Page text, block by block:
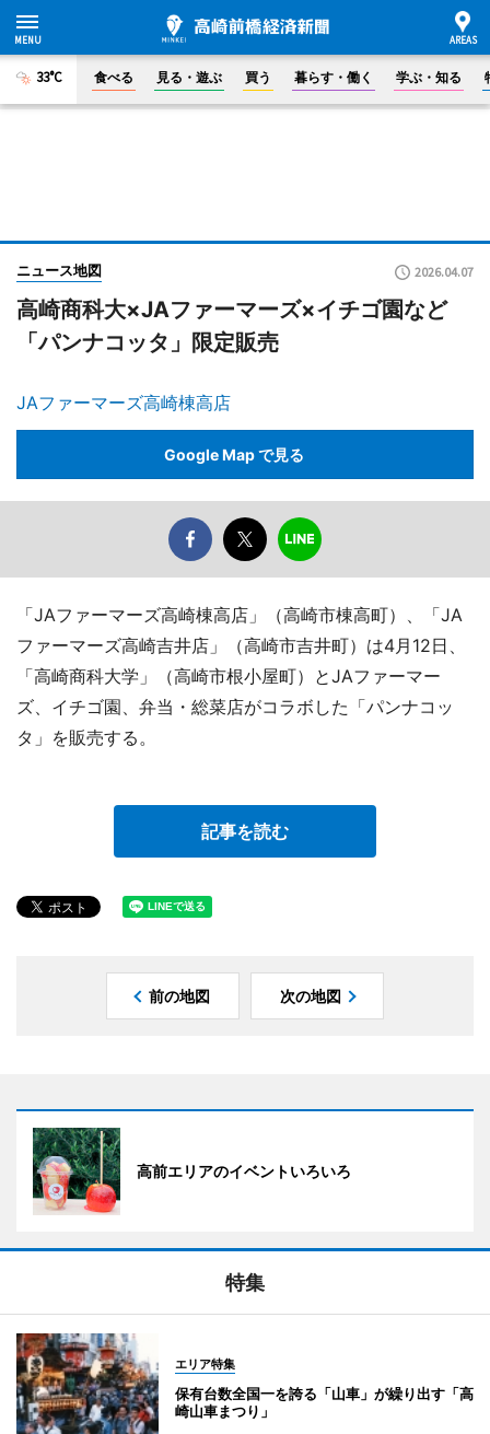
33°C 食べる 見る・遊ぶ 買う 暮らす・働く 学ぶ・知る
ニュース地図 2026.04.07
高崎商科大×JAファーマーズ×イチゴ園など
「パンナコッタ」限定販売
JAファーマーズ高崎棟高店
Google Map で見る
「JAファーマーズ高崎棟高店」（高崎市棟高町）、「JA
ファーマーズ高崎吉井店」（高崎市吉井町）は4月12日、
「高崎商科大学」（高崎市根小屋町）とJAファーマー
ズ、イチゴ園、弁当・総菜店がコラボした「パンナコッ
タ」を販売する。
記事を読む
前の地図 次の地図
高前エリアのイベントいろいろ
特集
エリア特集
保有台数全国一を誇る「山車」が繰り出す「高
崎山車まつり」